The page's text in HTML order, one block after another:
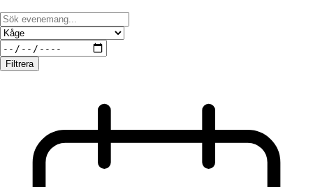
Filtrera